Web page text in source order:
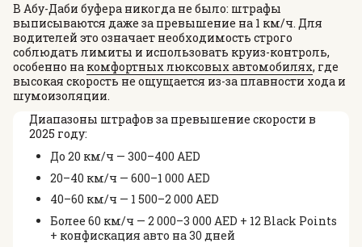
В Абу-Даби буфера никогда не было: штрафы
выписываются даже за превышение на 1 км/ч. Для
водителей это означает необходимость строго
соблюдать лимиты и использовать круиз-контроль,
особенно на комфортных люксовых автомобилях, где
высокая скорость не ощущается из-за плавности хода и
шумоизоляции.
Диапазоны штрафов за превышение скорости в
2025 году:
До 20 км/ч — 300–400 AED
20–40 км/ч — 600–1 000 AED
40–60 км/ч — 1 500–2 000 AED
Более 60 км/ч — 2 000–3 000 AED + 12 Black Points
+ конфискация авто на 30 дней